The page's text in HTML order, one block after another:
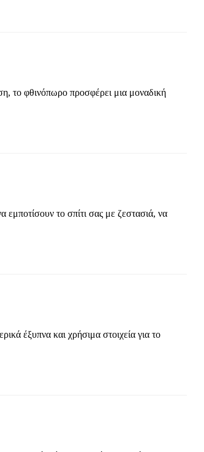
το φθινόπωρο προσφέρει μια μοναδική
το σπίτι σας με ζεστασιά, να
έξυπνα και χρήσιμα στοιχεία για το